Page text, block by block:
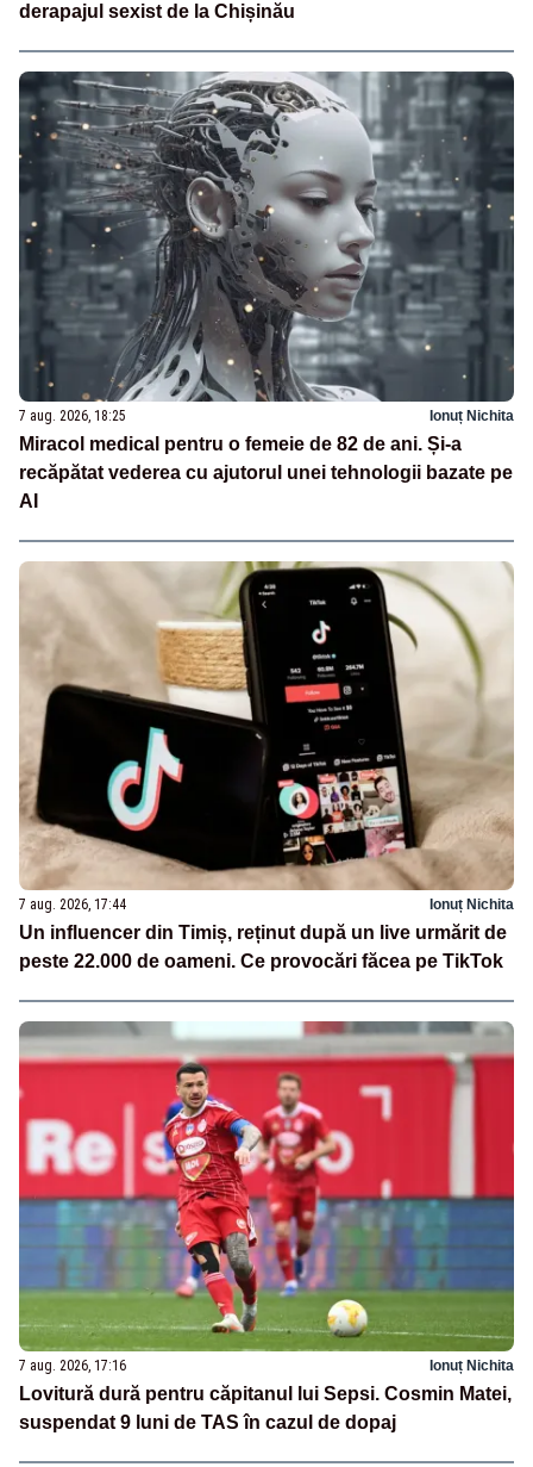
derapajul sexist de la Chișinău
7 aug. 2026, 18:25 Ionuț Nichita
Miracol medical pentru o femeie de 82 de ani. Și-a
recăpătat vederea cu ajutorul unei tehnologii bazate pe
AI
7 aug. 2026, 17:44 Ionuț Nichita
Un influencer din Timiș, reținut după un live urmărit de
peste 22.000 de oameni. Ce provocări făcea pe TikTok
7 aug. 2026, 17:16 Ionuț Nichita
Lovitură dură pentru căpitanul lui Sepsi. Cosmin Matei,
suspendat 9 luni de TAS în cazul de dopaj